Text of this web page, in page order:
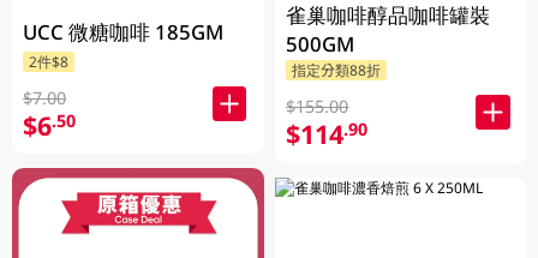
UCC 微糖咖啡 185GM
2件$8
$7.00
$6.50
雀巢咖啡醇品咖啡罐裝
500GM
指定分類88折
$155.00
$114.90